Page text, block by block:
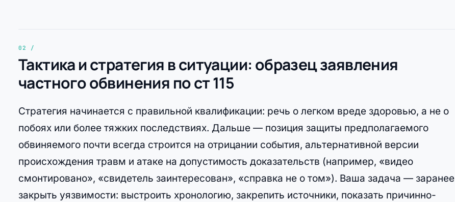
Тактика и стратегия в ситуации: образец заявления
частного обвинения по ст 115
Стратегия начинается с правильной квалификации: речь о легком вреде здоровью, а не о
побоях или более тяжких последствиях. Дальше — позиция защиты предполагаемого
обвиняемого почти всегда строится на отрицании события, альтернативной версии
происхождения травм и атаке на допустимость доказательств (например, «видео
смонтировано», «свидетель заинтересован», «справка не о том»). Ваша задача — заранее
закрыть уязвимости: выстроить хронологию, закрепить источники, показать причинно-